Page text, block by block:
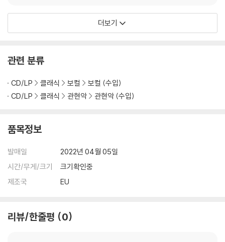
더보기
관련 분류
CD/LP 클래식 보컬
보컬 (수입)
CD/LP
클래식 관현악 관현악 (수입)
품목정보
발매일
2022년 04월 05일
시간/무게/크기
크기확인중
제조국
EU
리뷰/한줄평 0